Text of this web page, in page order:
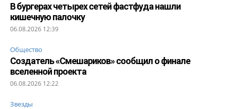
В бургерах четырех сетей фастфуда нашли
кишечную палочку
06.08.2026 12:39
Общество
Создатель «Смешариков» сообщил о финале
вселенной проекта
06.08.2026 12:22
Звезды